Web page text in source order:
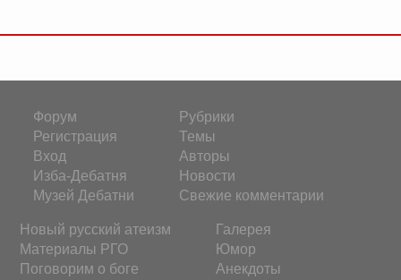
Форум
Регистрация
Вход
Изба-Дебатня
Музей Дебатни
Рубрики
Темы
Авторы
Новости
Свежие комментарии
Новый русский атеизм
Материалы РГО
Поговорим о боге
Галерея
Юмор
Анекдоты